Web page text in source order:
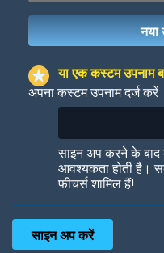
Woof
या एक कस्टम उपनाम
अपना कस्टम उपनाम दर्ज करें
साइन अप करने के बाद
आवश्यकता होती है।
फीचर्स शामिल हैं!